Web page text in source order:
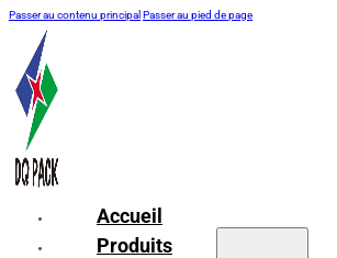
Passer au contenu principal Passer au pied de page
Accueil
Produits